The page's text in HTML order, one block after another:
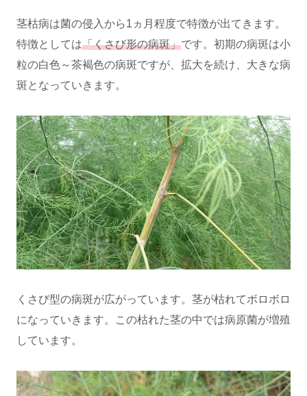
茎枯病は菌の侵入から1ヵ月程度で特徴が出てきます。
特徴としては「くさび形の病斑」です。初期の病斑は小
粒の白色～茶褐色の病斑ですが、拡大を続け、大きな病
斑となっていきます。
くさび型の病斑が広がっています。茎が枯れてボロボロ
になっていきます。この枯れた茎の中では病原菌が増殖
しています。